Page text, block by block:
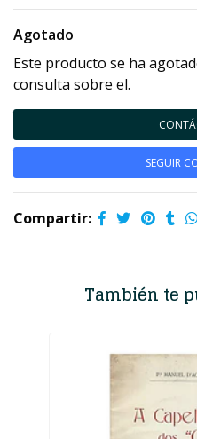
Agotado
Este producto se ha
consulta sobre el.
SEGUIR
Compartir:
También te